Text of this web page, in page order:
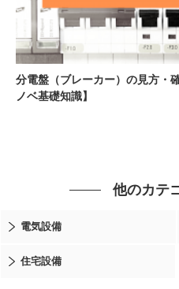
分電盤（ブレーカー）の見方・
ノベ基礎知識】
他のカテ
電気設備
住宅設備